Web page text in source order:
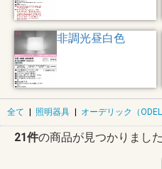
非調光昼白色
全て | 照明器具 | オーデリック（
21件の商品が見つかりました